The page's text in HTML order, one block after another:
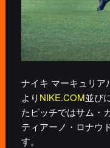
ナイキ マーキュリア
よりNIKE.COM並び
たピッチではサム・
ティアーノ・ロナウ
す。